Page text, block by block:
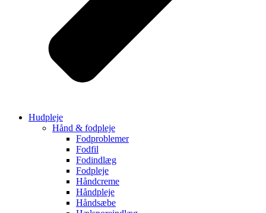
Hudpleje
Hånd & fodpleje
Fodproblemer
Fodfil
Fodindlæg
Fodpleje
Håndcreme
Håndpleje
Håndsæbe